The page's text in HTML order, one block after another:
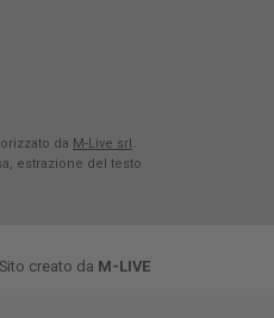
da M-Live srl .
estrazione del testo
Sito creato da M-LIVE